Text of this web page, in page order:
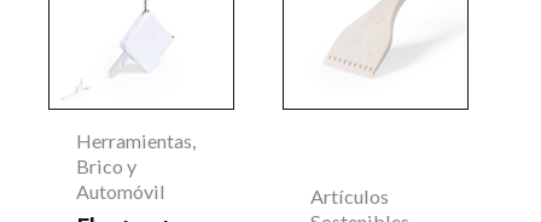
Herramientas,
Brico y
Automóvil
múltiples
variantes.
Las
opciones
se
Artículos
tiene
múltiples
se